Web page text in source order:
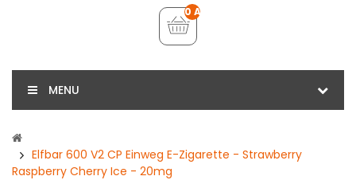
0 Artikel - €0,00
MENU
Elfbar 600 V2 CP Einweg E-Zigarette - Strawberry
Raspberry Cherry Ice - 20mg